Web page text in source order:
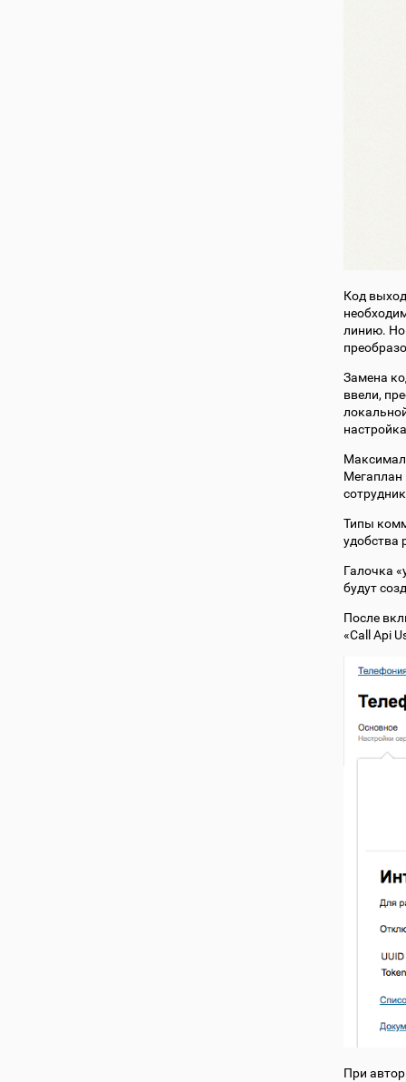
Код
линию.
Замена
ввели,
Мегаплан
Типы
удобства
Галочка
будут
После
«Call Api
При